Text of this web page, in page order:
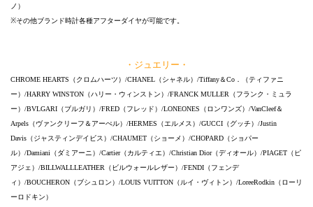
ノ）
※その他ブランド時計各種アフターダイヤが可能です。
・ジュエリー・
CHROME HEARTS（クロムハーツ）/CHANEL（シャネル）/Tiffany＆Co．（ティファニ
ー）/HARRY WINSTON（ハリー・ウィンストン）/FRANCK MULLER（フランク・ミュラ
ー）/BVLGARI（ブルガリ）/FRED（フレッド）/LONEONES（ロンワンズ）/VanCleef＆
Arpels（ヴァンクリーフ＆アーぺル）/HERMES（エルメス）/GUCCI（グッチ）/Justin
Davis（ジャスティンデイビス）/CHAUMET（ショーメ）/CHOPARD（ショパー
ル）/Damiani（ダミアーニ）/Cartier（カルティエ）/Christian Dior（ディオール）/PIAGET（ピ
アジェ）/BILLWALLLEATHER（ビルウォールレザー）/FENDI（フェンデ
ィ）/BOUCHERON（ブシュロン）/LOUIS VUITTON（ルイ・ヴィトン）/LoreeRodkin（ローリ
ーロドキン）